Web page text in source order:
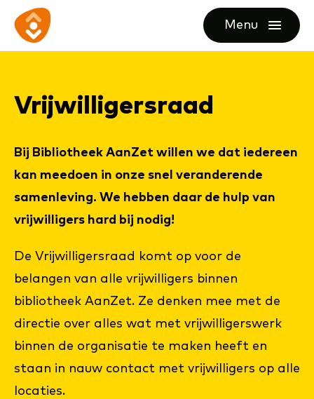
direct
content
direct
footer
Ga
naar
Menu
openen
Vrij­wil­li­gers­raad
Bij Bibliotheek AanZet willen we dat iedereen
kan meedoen in onze snel veranderende
samenleving. We hebben daar de hulp van
vrijwilligers hard bij nodig!
De Vrijwilligersraad komt op voor de
belangen van alle vrijwilligers binnen
bibliotheek AanZet. Ze denken mee met de
directie over alles wat met vrijwilligerswerk
binnen de organisatie te maken heeft en
staan in nauw contact met vrijwilligers op alle
locaties.